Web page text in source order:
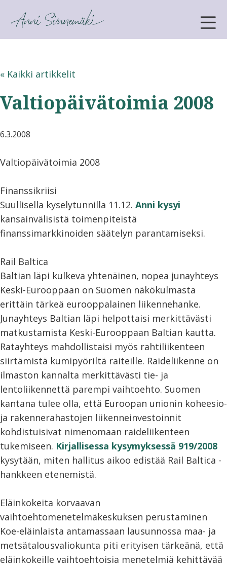
ANNI SINNEMÄKI
« Kaikki artikkelit
Valtiopäivätoimia 2008
6.3.2008
Valtiopäivätoimia 2008
Finanssikriisi
Suullisella kyselytunnilla 11.12. Anni kysyi
kansainvälisistä toimenpiteistä
finanssimarkkinoiden säätelyn parantamiseksi.
Rail Baltica
Baltian läpi kulkeva yhtenäinen, nopea junayhteys
Keski-Eurooppaan on Suomen näkökulmasta
erittäin tärkeä eurooppalainen liikennehanke.
Junayhteys Baltian läpi helpottaisi merkittävästi
matkustamista Keski-Eurooppaan Baltian kautta.
Ratayhteys mahdollistaisi myös rahtiliikenteen
siirtämistä kumipyöriltä raiteille. Raideliikenne on
ilmaston kannalta merkittävästi tie- ja
lentoliikennettä parempi vaihtoehto. Suomen
kantana tulee olla, että Euroopan unionin koheesio-
ja rakennerahastojen liikenneinvestoinnit
kohdistuisivat nimenomaan raideliikenteen
tukemiseen. Kirjallisessa kysymyksessä 919/2008
kysytään, miten hallitus aikoo edistää Rail Baltica -
hankkeen etenemistä.
Eläinkokeita korvaavan
vaihtoehtomenetelmäkeskuksen perustaminen
Koe-eläinlaista antamassaan lausunnossa maa- ja
metsätalousvaliokunta piti erityisen tärkeänä, että
eläinkokeille vaihtoehtoisia menetelmiä kehittävää